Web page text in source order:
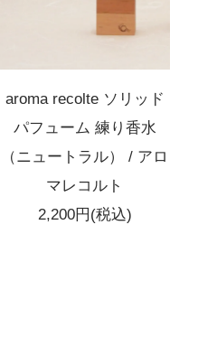
aroma recolte ソリッド
パフューム 練り香水
（ニュートラル） / アロ
マレコルト
2,200円(税込)